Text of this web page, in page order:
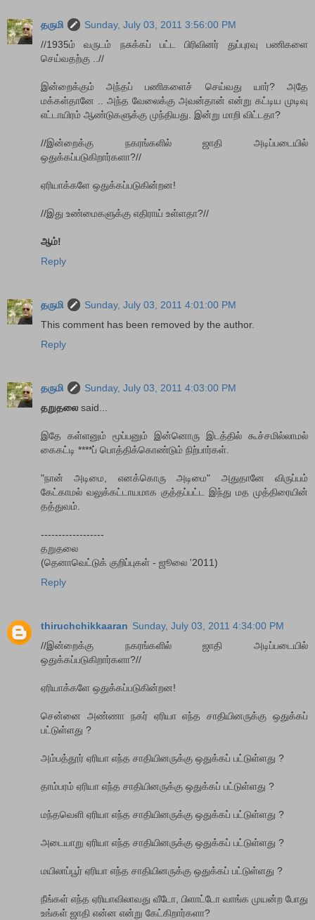
தருமி
Sunday, July 03, 2011 3:56:00 PM
//1935ம் வருடம் நசுக்கப் பட்ட பிரிவினர் துப்புரவு பணிகளை
செய்வதற்கு ..//
இன்றைக்கும் அந்தப் பணிகளைச் செய்வது யார்? அதே
மக்கள்தானே .. அந்த வேலைக்கு அவன்தான் என்று கட்டிய முடிவு
எட்டாயிரம் ஆண்டுகளுக்கு முந்தியது. இன்று மாறி விட்டதா?
//இன்றைக்கு நகரங்களில் ஜாதி அடிப்படையில்
ஒதுக்கப்படுகிறார்களா?//
ஏரியாக்களே ஒதுக்கப்படுகின்றன!
//இது உண்மைகளுக்கு எதிராய் உள்ளதா?//
ஆம்!
Reply
தருமி
Sunday, July 03, 2011 4:01:00 PM
This comment has been removed by the author.
Reply
தருமி
Sunday, July 03, 2011 4:03:00 PM
தறுதலை said...
இதே கள்ளனும் மூப்பனும் இன்னொரு இடத்தில் கூச்சமில்லாமல்
கைகட்டி ****ப் பொத்திக்கொண்டும் நிற்பார்கள்.
"நான் அடிமை, எனக்கொரு அடிமை" அதுதானே விருப்பம்
கேட்காமல் வலுக்கட்டாயமாக குத்தப்பட்ட இந்து மத முத்திரையின்
தத்துவம்.
------------------
தறுதலை
(தெனாவெட்டுக் குறிப்புகள் - ஜூலை '2011)
Reply
thiruchchikkaaran Sunday, July 03, 2011 4:34:00 PM
//இன்றைக்கு நகரங்களில் ஜாதி அடிப்படையில்
ஒதுக்கப்படுகிறார்களா?//
ஏரியாக்களே ஒதுக்கப்படுகின்றன!
சென்னை அண்ணா நகர் ஏரியா எந்த சாதியினருக்கு ஒதுக்கப்
பட்டுள்ளது ?
அம்பத்தூர் ஏரியா எந்த சாதியினருக்கு ஒதுக்கப் பட்டுள்ளது ?
தாம்பரம் ஏரியா எந்த சாதியினருக்கு ஒதுக்கப் பட்டுள்ளது ?
மந்தவெளி ஏரியா எந்த சாதியினருக்கு ஒதுக்கப் பட்டுள்ளது ?
அடையாறு ஏரியா எந்த சாதியினருக்கு ஒதுக்கப் பட்டுள்ளது ?
மயிலாப்பூர் ஏரியா எந்த சாதியினருக்கு ஒதுக்கப் பட்டுள்ளது ?
நீங்கள் எந்த ஏரியாவிலாவது வீடோ, பிளாட்டோ வாங்க முயன்ற போது
உங்கள் ஜாதி என்ன என்று கேட்கிறார்களா?